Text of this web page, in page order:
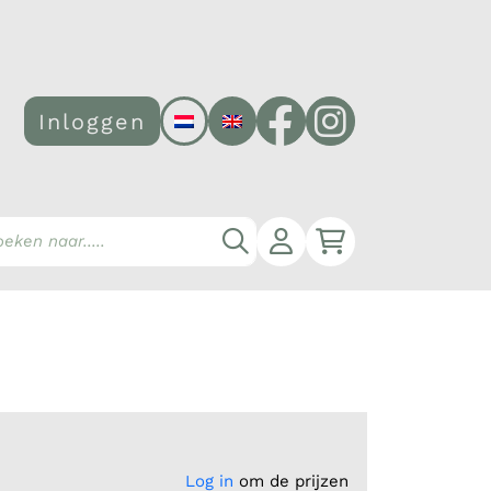
Inloggen FacebookInstagram
AccountWinkelwagen
Log in om de prijzen